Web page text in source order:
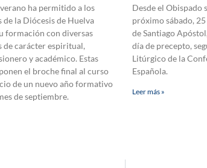
ha permitido a los
de la Diócesis de Huelva
formación con diversas
de carácter espiritual,
y académico. Estas
el broche final al curso
de un nuevo año formativo
de septiembre.
Desde el Obispado
próximo sábado,
de Santiago
día de precepto,
Litúrgico de la
Española.
Leer más »